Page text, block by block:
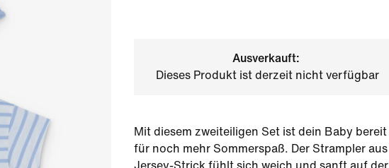
Ausverkauft:
Dieses Produkt ist derzeit nicht verfügbar
Mit diesem zweiteiligen Set ist dein Baby bereit
für noch mehr Sommerspaß. Der Strampler aus
Jersey-Strick fühlt sich weich und sanft auf der